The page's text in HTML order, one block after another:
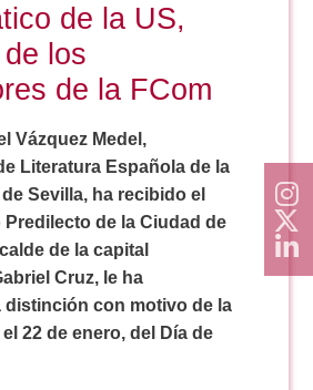
de la US,
los
de la FCom
Vázquez Medel,
Literatura Española de la
Sevilla, ha recibido el
de la Ciudad de
de la capital
Cruz, le ha
distinción con motivo de la
22 de enero, del Día de